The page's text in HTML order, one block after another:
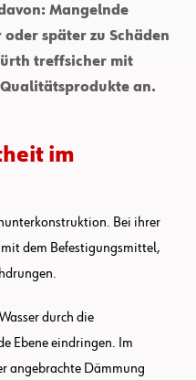
Mangelnde
später zu Schäden
treffsicher mit
an.
im
Bei ihrer
dem Befestigungsmittel,
durch die
Ebene eindringen. Im
angebrachte Dämmung